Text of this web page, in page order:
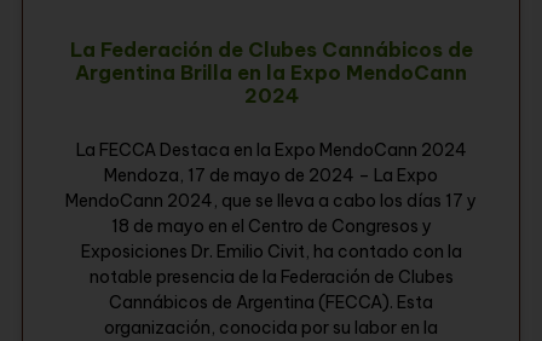
La Federación de Clubes Cannábicos de
Argentina Brilla en la Expo MendoCann
2024
La FECCA Destaca en la Expo MendoCann 2024
Mendoza, 17 de mayo de 2024 – La Expo
MendoCann 2024, que se lleva a cabo los días 17 y
18 de mayo en el Centro de Congresos y
Exposiciones Dr. Emilio Civit, ha contado con la
notable presencia de la Federación de Clubes
Cannábicos de Argentina (FECCA). Esta
organización, conocida por su labor en la